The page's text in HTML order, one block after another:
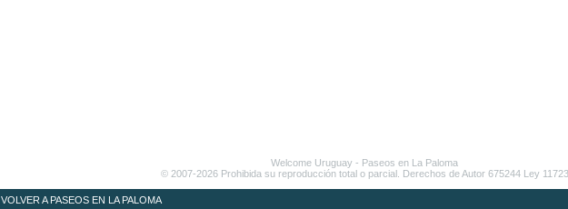
Welcome Uruguay - Paseos en La Paloma
© 2007-2026 Prohibida su reproducción total o parcial. Derechos de Autor 675244 Ley 11723
VOLVER A PASEOS EN LA PALOMA